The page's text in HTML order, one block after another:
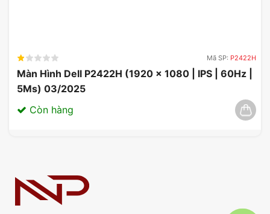
Mã SP: P2422H
Màn Hình Dell P2422H (1920 x 1080 | IPS | 60Hz |
5Ms) 03/2025
Còn hàng